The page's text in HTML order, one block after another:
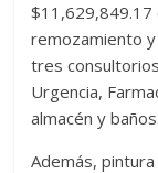
$11,629,849.17
remozamiento
tres
Urgencia,
almacén y baños.
Además,